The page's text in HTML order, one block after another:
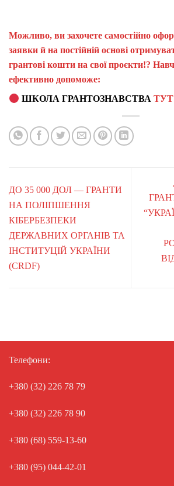
Можливо, ви захочете самостійно
заявки й на постійній основі
грантові кошти на свої проєкти!?
ефективно допоможе:
ШКОЛА ГРАНТОЗНАВСТВАТУТ
ДО 35 000 ДОЛ — ГРАНТИ
НА ПОЛІПШЕННЯ
КІБЕРБЕЗПЕКИ
ДЕРЖАВНИХ ОРГАНІВ ТА
ІНСТИТУЦІЙ УКРАЇНИ
(CRDF)
Телефони:
+380 (32) 226 78 79
+380 (32) 226 78 90
+380 (68) 559-13-60
+380 (95) 044-42-01